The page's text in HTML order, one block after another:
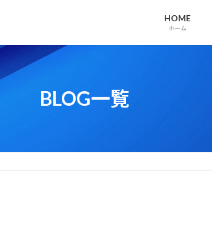
HOME
ホーム
BLOG一覧